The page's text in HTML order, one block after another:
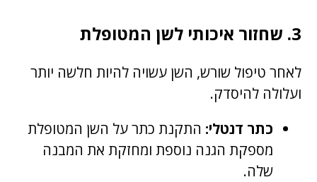
3. שחזור איכותי לשן המטופלת
לאחר טיפול שורש, השן עשויה להיות חלשה יותר
ועלולה להיסדק.
כתר דנטלי: התקנת כתר על השן המטופלת
מספקת הגנה נוספת ומחזקת את המבנה
שלה.